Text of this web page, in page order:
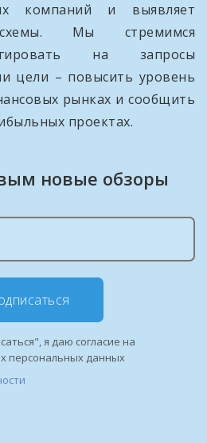
компаний и выявляет
схемы. Мы стремимся
на запросы
цели – повысить уровень
рынках и сообщить
проектах.
новые обзоры
я даю согласие на
персональных данных